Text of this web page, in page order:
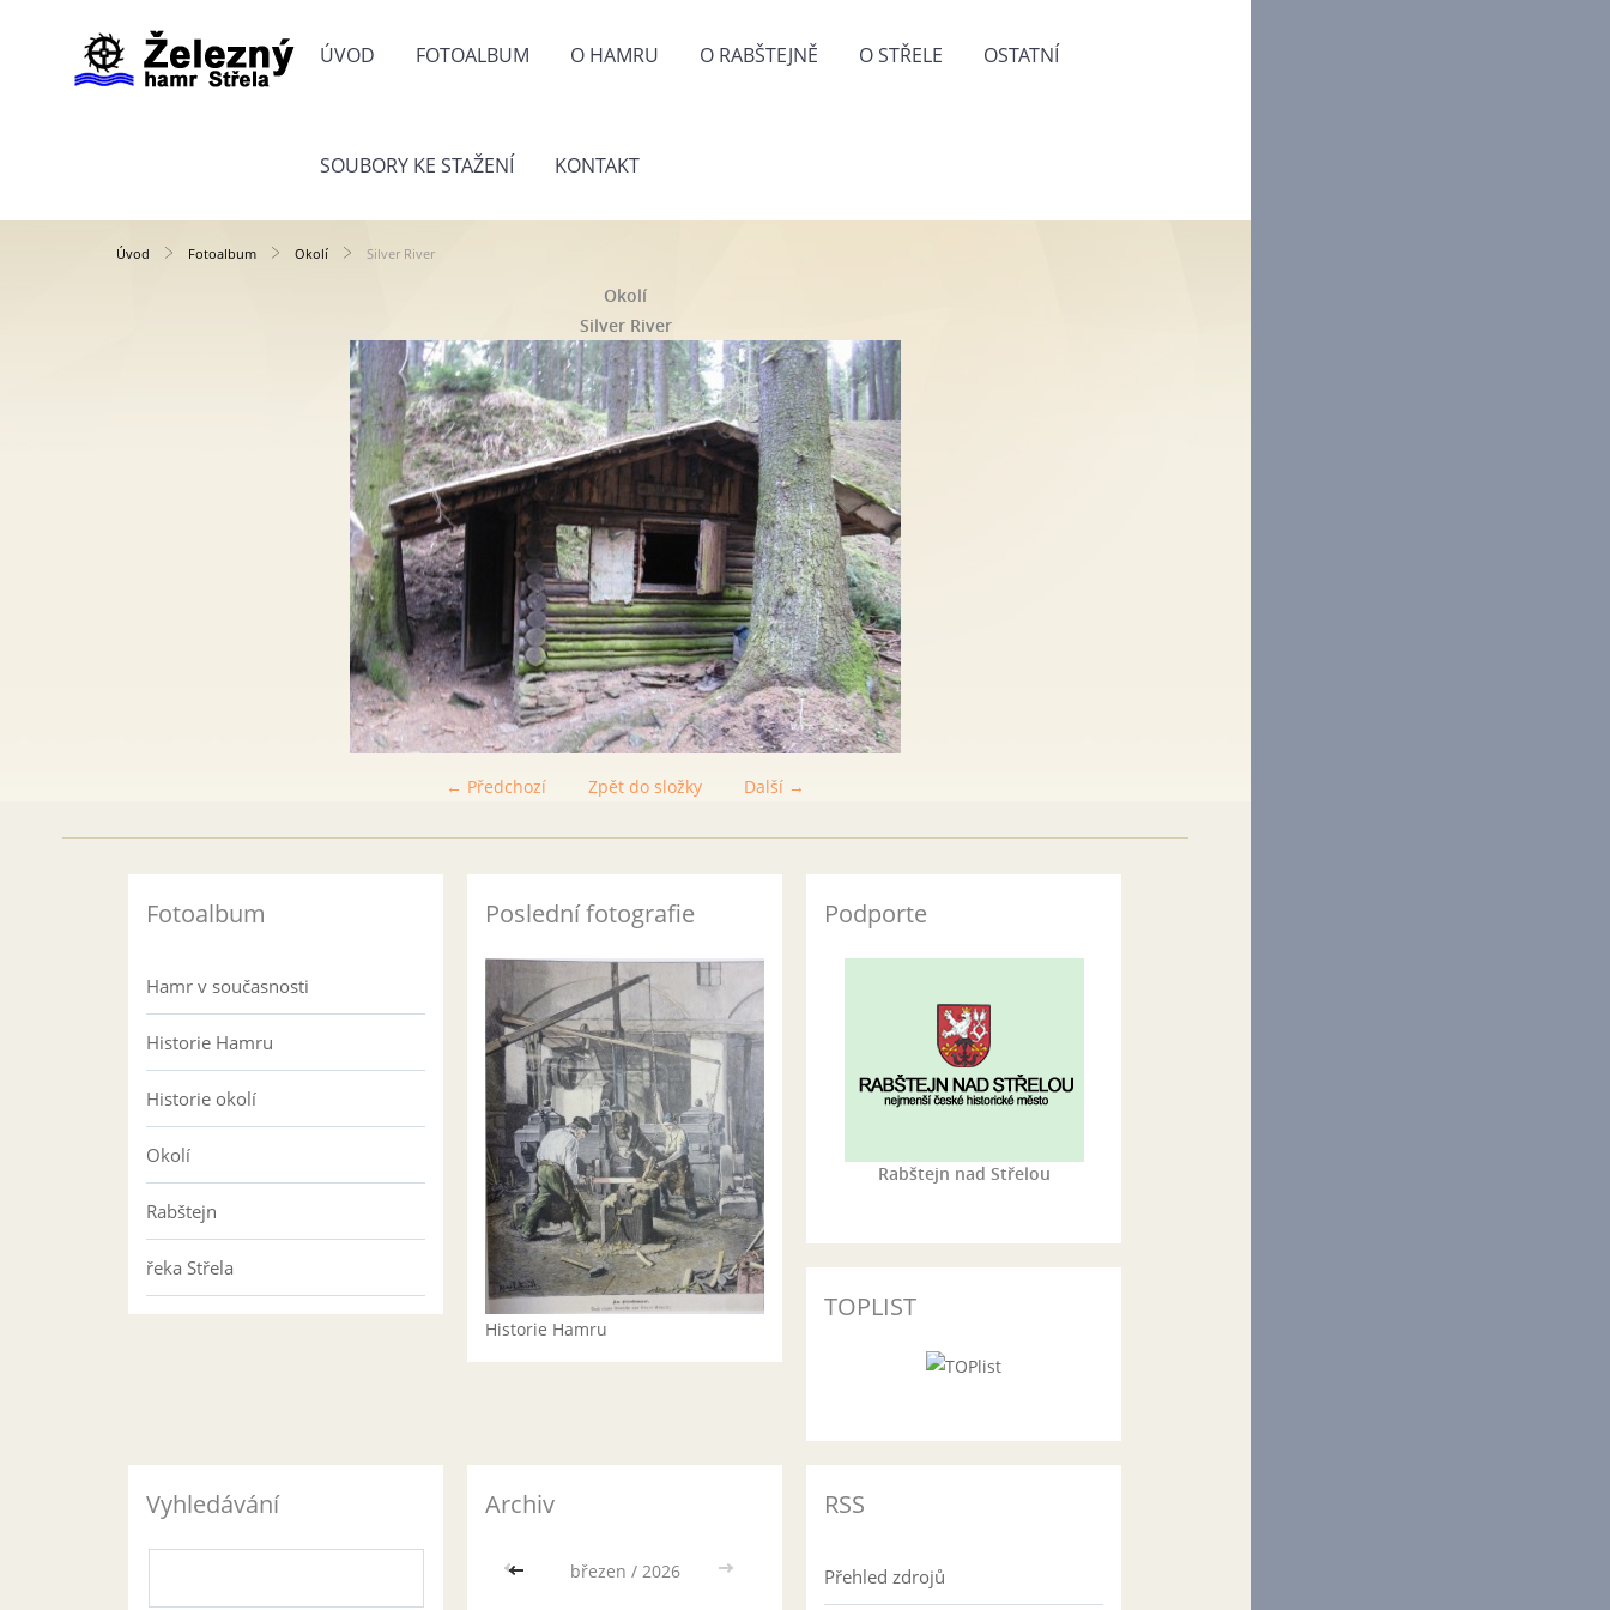
ÚVOD FOTOALBUM O HAMRU O RABŠTEJNĚ O STŘELE OSTATNÍ
SOUBORY KE STAŽENÍ KONTAKT
Úvod Fotoalbum Okolí Silver River
Okolí
Silver River
← Předchozí Další →
Zpět do složky
Fotoalbum
Hamr v současnosti
Historie Hamru
Historie okolí
Okolí
Rabštejn
řeka Střela
Poslední fotografie
Historie Hamru
Podporte
Rabštejn nad Střelou
TOPLIST
Vyhledávání Archiv
<< březen / 2026 >>
RSS
Přehled zdrojů